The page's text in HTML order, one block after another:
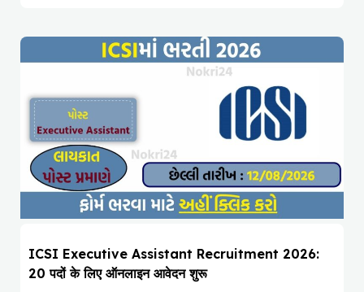
ICSI Executive Assistant Recruitment 2026:
20 पदों के लिए ऑनलाइन आवेदन शुरू